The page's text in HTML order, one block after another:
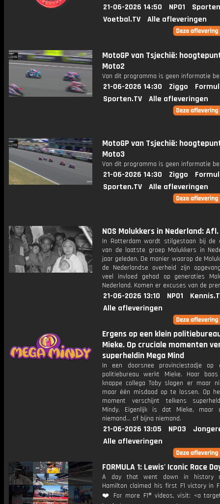
21-06-2026 14:50 NPO1
Voetbal.TV
Alle afleveringen
MotoGP van Tsjechië:
Moto2
Van dit programma is geen informatie
21-06-2026 14:30 Ziggo
Sporten.TV
Alle afleveringen
MotoGP van Tsjechië:
Moto3
Van dit programma is geen informatie
21-06-2026 14:30 Ziggo
Sporten.TV
Alle afleveringen
NOS Molukkers in Nederland: Afl.
In Rotterdam wordt stilgestaan bij de
van de laatste groep Molukkers in
jaar geleden. De manier waarop de
de Nederlandse overheid zijn
veel invloed gehad op generaties
Nederland. Komen er excuses van de
21-06-2026 13:10 NPO1
Alle afleveringen
Ergens op een klein
Mieke. Op cruciale momenten
superheldin Mega Mind
In een doorsnee provinciestadje op
politiebureau werkt Mieke. Haar
knappe collega Toby slagen er maar
maar één misdaad op te lossen. Op
moment verschijnt telkens
Mindy. Eigenlijk is dat Mieke, maar
niemand... of bijna niemand.
21-06-2026 13:05 NPO3
Alle afleveringen
FORMULA 1: Lewis' Iconic Race
A day that went down in history
Hamilton claimed his first F1 victory in
❤️ For more F1® videos, visit: <a